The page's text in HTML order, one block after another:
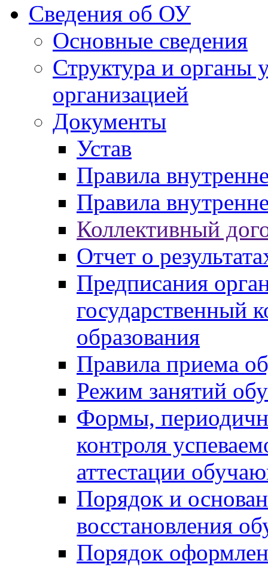
Сведения об ОУ
Основные сведения
Структура и органы
организацией
Документы
Устав
Правила
Правила
Коллективный
Отчет о
Предписания
государственный
образования
Правила приема
Режим занятий
Формы,
контроля
аттестации
Порядок и
восстановления
Порядок